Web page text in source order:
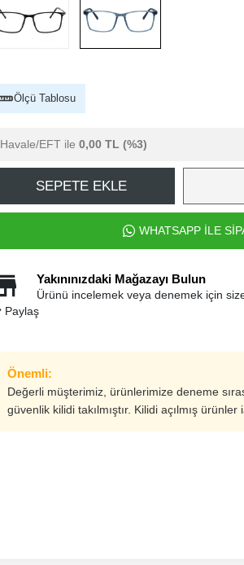
Ölçü Tablosu
Havale/EFT ile 0,00 TL (%3)
SEPETE EKLE
WHATSAPP İLE
Yakınınızdaki Mağazayı Bulun
Ürünü incelemek veya denemek için
Paylaş
Önemli:
Değerli müşterimiz, ürünlerimize deneme
güvenlik kilidi takılmıştır. Kilidi açılmış